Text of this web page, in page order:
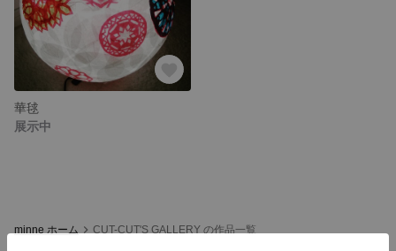
華毬
展示中
minne ホーム CUT-CUT'S GALLERY の作品一覧